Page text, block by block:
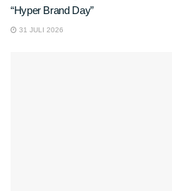
“Hyper Brand Day”
31 JULI 2026